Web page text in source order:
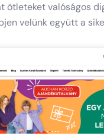
ötleteket valóságos
velünk együtt a